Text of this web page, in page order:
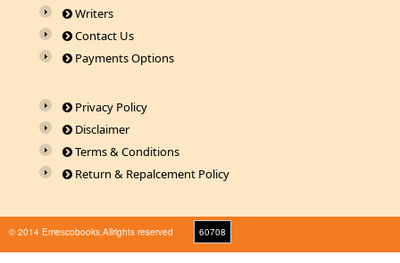
Writers
Contact Us
Payments Options
Privacy Policy
Disclaimer
Terms & Conditions
Return & Repalcement Policy
© 2014 Emescobooks.Allrights reserved
60708
Warning: Use of undefined constant r - assumed 'r' (this will throw an Error in a future version